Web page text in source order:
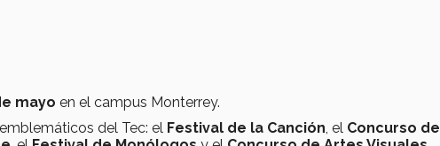
mayo en el campus Monterrey.
del Tec: el Festival de la Canción, el Concurso de